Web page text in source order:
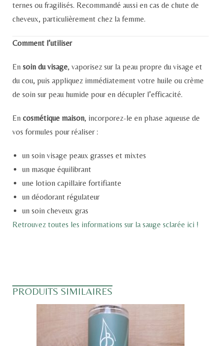
ternes ou fragilisés. Recommandé aussi en cas de chute de
cheveux, particulièrement chez la femme.
Comment l’utiliser
En soin du visage, vaporisez sur la peau propre du visage et
du cou, puis appliquez immédiatement votre huile ou crème
de soin sur peau humide pour en décupler l’efficacité.
En cosmétique maison, incorporez-le en phase aqueuse de
vos formules pour réaliser :
un soin visage peaux grasses et mixtes
un masque équilibrant
une lotion capillaire fortifiante
un déodorant régulateur
un soin cheveux gras
Retrouvez toutes les informations sur la sauge sclarée ici !
PRODUITS SIMILAIRES